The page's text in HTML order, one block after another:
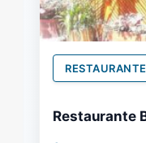
RESTAURANTE
Restaurante